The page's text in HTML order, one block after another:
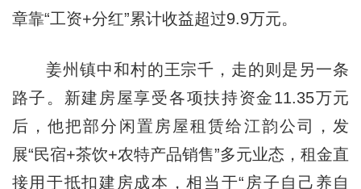
章靠“工资+分红”累计收益超过9.9万元。
姜州镇中和村的王宗千，走的则是另一条
路子。新建房屋享受各项扶持资金11.35万元
后，他把部分闲置房屋租赁给江韵公司，发
展“民宿+茶饮+农特产品销售”多元业态，租金直
接用于抵扣建房成本，相当于“房子自己养自